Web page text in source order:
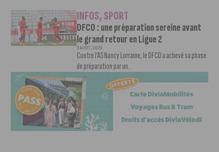
INFOS,SPORT
DFCO : une préparation sereine avant
le grand retour en Ligue 2
3 AOÛT, 2026
Contre l’AS Nancy Lorraine, le DFCO a achevé sa phase
de préparation par un...